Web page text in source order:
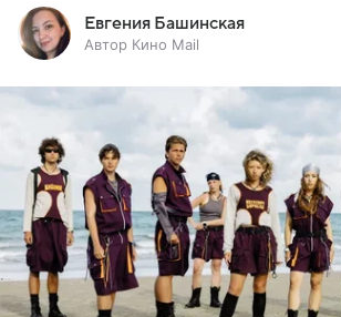
Евгения Башинская
Автор Кино Mail